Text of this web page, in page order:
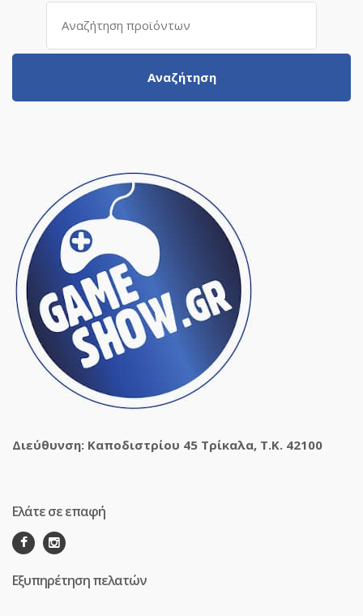
Αναζήτηση
Αναζήτηση
Διεύθυνση: Καποδιστρίου 45 Τρίκαλα, Τ.Κ. 42100
Ελάτε σε επαφή
Εξυπηρέτηση πελατών